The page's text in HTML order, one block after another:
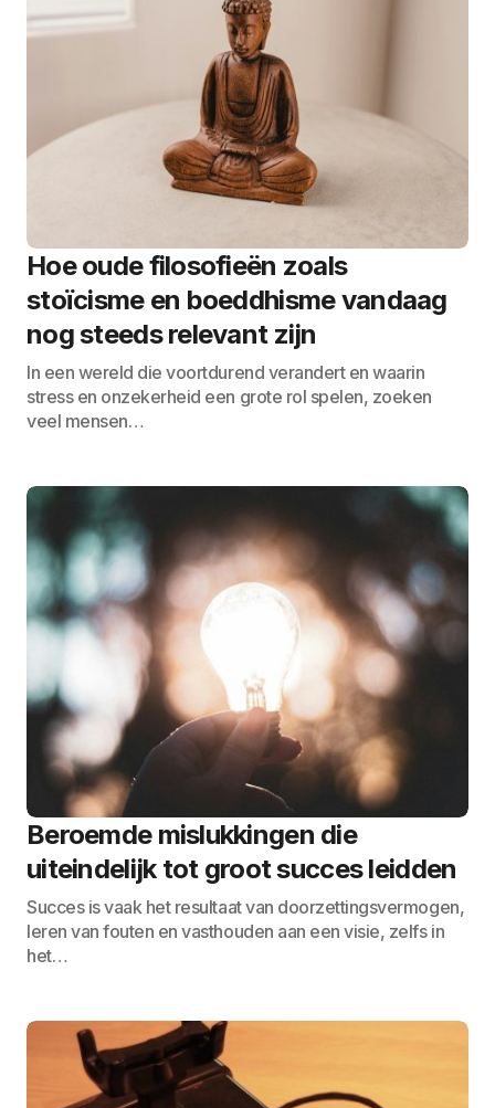
Hoe oude filosofieën zoals
stoïcisme en boeddhisme vandaag
nog steeds relevant zijn
In een wereld die voortdurend verandert en waarin
stress en onzekerheid een grote rol spelen, zoeken
veel mensen…
Beroemde mislukkingen die
uiteindelijk tot groot succes leidden
Succes is vaak het resultaat van doorzettingsvermogen,
leren van fouten en vasthouden aan een visie, zelfs in
het…